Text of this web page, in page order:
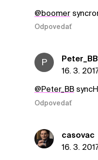
@boomer
Odpovedať
P
Peter_BB
16. 3.
@Peter_BB
Odpovedať
casovac
16. 3.